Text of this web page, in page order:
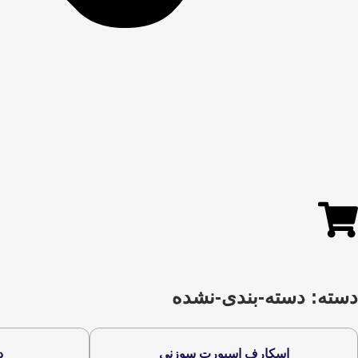
دسته: دسته-بندی-نشده
اسکارف اسپورت سوزني